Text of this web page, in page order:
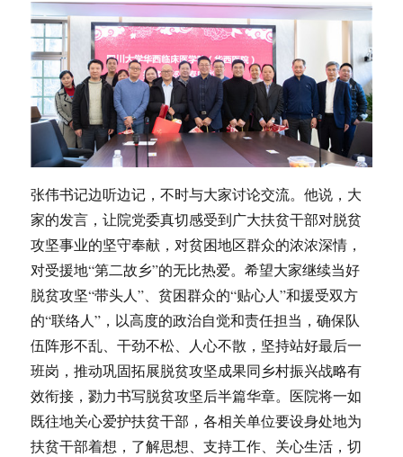
张伟书记边听边记，不时与大家讨论交流。他说，大
家的发言，让院党委真切感受到广大扶贫干部对脱贫
攻坚事业的坚守奉献，对贫困地区群众的浓浓深情，
对受援地“第二故乡”的无比热爱。希望大家继续当好
脱贫攻坚“带头人”、贫困群众的“贴心人”和援受双方
的“联络人”，以高度的政治自觉和责任担当，确保队
伍阵形不乱、干劲不松、人心不散，坚持站好最后一
班岗，推动巩固拓展脱贫攻坚成果同乡村振兴战略有
效衔接，勠力书写脱贫攻坚后半篇华章。医院将一如
既往地关心爱护扶贫干部，各相关单位要设身处地为
扶贫干部着想，了解思想、支持工作、关心生活，切